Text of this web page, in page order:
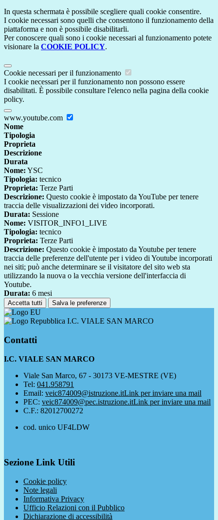
In questa schermata è possibile scegliere quali cookie consentire.
I cookie necessari sono quelli che consentono il funzionamento della
piattaforma e non è possibile disabilitarli.
Per conoscere quali sono i cookie necessari al funzionamento potete
visionare la COOKIE POLICY.
Cookie necessari per il funzionamento
I cookie necessari per il funzionamento non possono essere
disabilitati. È possibile consultare l'elenco nella pagina della cookie
policy.
www.youtube.com
Nome
Tipologia
Proprieta
Descrizione
Durata
Nome: YSC
Tipologia: tecnico
Proprieta: Terze Parti
Descrizione: Questo cookie è impostato da YouTube per tenere
traccia delle visualizzazioni dei video incorporati.
Durata: Sessione
Nome: VISITOR_INFO1_LIVE
Tipologia: tecnico
Proprieta: Terze Parti
Descrizione: Questo cookie è impostato da Youtube per tenere
traccia delle preferenze dell'utente per i video di Youtube incorporati
nei siti; può anche determinare se il visitatore del sito web sta
utilizzando la nuova o la vecchia versione dell'interfaccia di
Youtube.
Durata: 6 mesi
Accetta tutti Salva le preferenze
I.C. VIALE SAN MARCO
Contatti
I.C. VIALE SAN MARCO
Viale San Marco, 67 - 30173 VE-MESTRE (VE)
Tel: 041.958791
Email: veic874009@istruzione.itLink per inviare una mail
PEC: veic874009@pec.istruzione.itLink per inviare una mail
C.F.: 82012700272
cod. unico UF4LDW
Sezione Link Utili
Cookie policy
Note legali
Informativa Privacy
Ufficio Relazioni con il Pubblico
Dichiarazione di accessibilità